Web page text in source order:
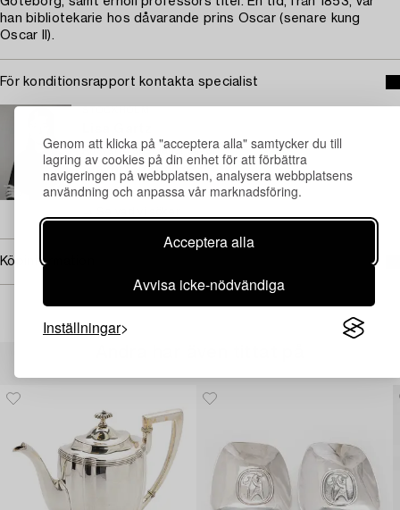
Genom att klicka på "acceptera alla" samtycker du till
lagring av cookies på din enhet för att förbättra
navigeringen på webbplatsen, analysera webbplatsens
användning och anpassa vår marknadsföring.
Acceptera alla
Avvisa icke-nödvändiga
Inställningar
han bibliotekarie hos dåvarande prins Oscar (senare kung
Oscar II).
För konditionsrapport kontakta specialist
Ansvarig specialist silver
+46 (0)709 17 99 93
E-post
Köpinformation